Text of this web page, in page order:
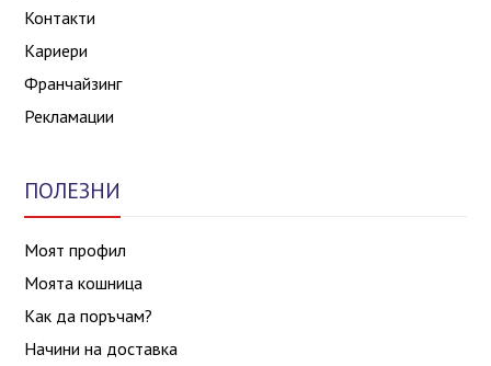
Контакти
Кариери
Франчайзинг
Рекламации
ПОЛЕЗНИ
Моят профил
Моята кошница
Как да поръчам?
Начини на доставка